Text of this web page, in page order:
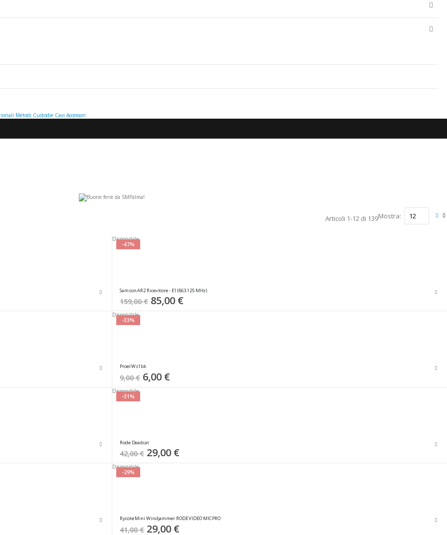
Metodi Custodie Cavi Accessori
Articoli 1-12di 139Mostra
-47%
Disponibile
Samson AR2 Ricevitore - E1 (863.125 MHz)
159,00 € Special
Price
85,00 €
-33%
Disponibile
Proel Ws1bk
9,00 € Special
Price
6,00 €
-31%
Disponibile
Rode Deadcat
42,00 € Special
Price
29,00 €
-29%
Disponibile
Rycote Mini Windjammer RODE VIDEO MIC PRO
41,00 € Special
Price
29,00 €